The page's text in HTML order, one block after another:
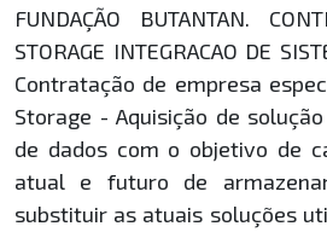
FUNDAÇÃO BUTANTAN.
STORAGE INTEGRACAO DE
Contratação de empresa
Storage - Aquisição de
de dados com o objetivo de
atual e futuro de
substituir as atuais soluções